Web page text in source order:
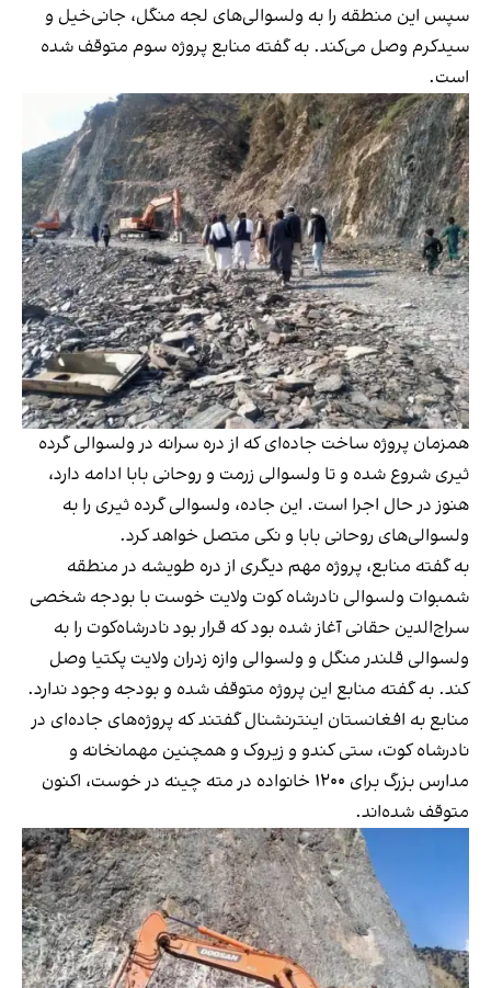
سپس این منطقه را به ولسوالی‌های لجه منگل، جانی‌خیل و
سیدکرم وصل می‌کند. به گفته منابع پروژه سوم متوقف شده
است.
همزمان پروژه ساخت جاده‌ای که از دره سرانه در ولسوالی گرده
ثیری شروع شده و تا ولسوالی زرمت و روحانی بابا ادامه دارد،
هنوز در حال اجرا است. این جاده، ولسوالی گرده ثیری را به
ولسوالی‌های روحانی بابا و نکی متصل خواهد کرد.
به گفته منابع، پروژه مهم دیگری از دره طویشه در منطقه
شمبوات ولسوالی نادرشاه کوت ولایت خوست با بودجه شخصی
سراج‌الدین حقانی آغاز شده بود که قرار بود نادرشاه‌کوت را به
ولسوالی قلندر منگل و ولسوالی وازه زدران ولایت پکتیا وصل
کند. به گفته منابع این پروژه متوقف شده و بودجه وجود ندارد.
منابع به افغانستان اینترنشنال گفتند که پروژه‌های جاده‌ای در
نادرشاه کوت، ستی کندو و زیروک و همچنین مهمانخانه و
مدارس بزرگ برای ۱۲۰۰ خانواده در مته چینه در خوست، اکنون
متوقف شده‌اند.